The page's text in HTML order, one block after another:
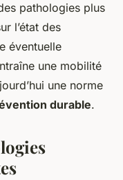
pathologies plus
l’état des
éventuelle
une mobilité
une norme
durable.